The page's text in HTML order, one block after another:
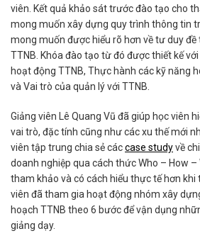
viên. Kết quả khảo sát trước đào tạo cho
mong muốn xây dựng quy trình thông tin
mong muốn được hiểu rõ hơn về tư duy
TTNB. Khóa đào tạo từ đó được thiết kế
hoạt động TTNB, Thực hành các kỹ năng
và Vai trò của quản lý với TTNB.
Giảng viên Lê Quang Vũ đã giúp học viên
vai trò, đặc tính cũng như các xu thế mới
viên tập trung chia sẻ cáccase studyvề
doanh nghiệp qua cách thức Who – How –
tham khảo và có cách hiểu thực tế hơn khi
viên đã tham gia hoạt động nhóm xây
hoạch TTNB theo 6 bước để vận dụng
giảng dạy.